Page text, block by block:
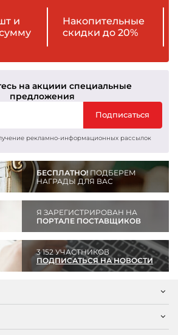
и
Накопительные
скидки до 20%
на акциии специальные
предложения
Подписаться
рекламно-информационных рассылок
БЕСПЛАТНО!ПОДБЕРЕМ
НАГРАДЫ ДЛЯ ВАС
Я ЗАРЕГИСТРИРОВАН НА
ПОРТАЛЕ ПОСТАВЩИКОВ
3 152 УЧАСТНИКОВ
ПОДПИСАТЬСЯ НА НОВОСТИ